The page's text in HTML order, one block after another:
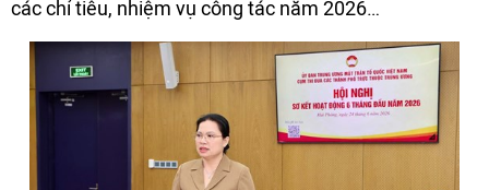
các chỉ tiêu, nhiệm vụ công tác năm 2026…